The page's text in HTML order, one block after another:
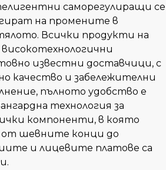
саморегулиращи се
на промените в
Всички продукти на
високотехнологични
известни доставчици, с
качество и забележителни
пълното удобство е
технология за
компоненти, в която
шевните конци до
и лицевите платове са